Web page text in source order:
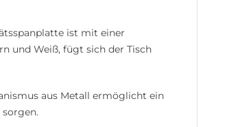
ist mit einer
und Weiß, fügt sich der Tisch
aus Metall ermöglicht ein